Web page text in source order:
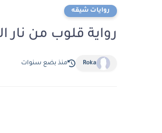
روايات شيقه
رواية قلوب من نار الفصل
Roka منذ بضع سنوات